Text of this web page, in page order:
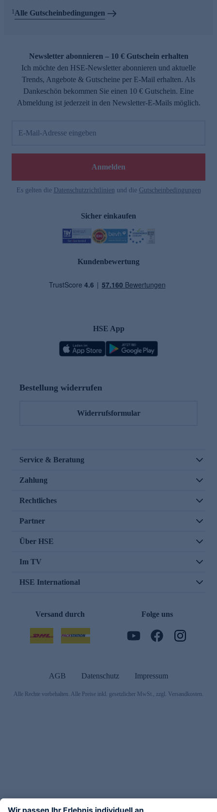
1 Alle Gutscheinbedingungen
Newsletter abonnieren – 10 € Gutschein erhalten
Ich möchte den HSE-Newsletter abonnieren und aktuelle
Trends, Angebote & Gutscheine per E-Mail erhalten. Als
Dankeschön bekommen Sie einen 10 € Gutschein. Eine
Abmeldung ist jederzeit in den Newsletter-E-Mails möglich.
E-Mail-Adresse eingeben
Anmelden
Es gelten die Datenschutzrichtlinien und die Gutscheinbedingungen
Sicher einkaufen
Kundenbewertung
HSE App
Bestellung widerrufen
Widerrufsformular
Service & Beratung
Zahlung
Rechtliches
Partner
Über HSE
Im TV
HSE International
Versand durch Folge uns
AGB Datenschutz Impressum
Alle Rechte vorbehalten. Alle Preise inkl. gesetzlicher MwSt., zzgl. Versandkosten.